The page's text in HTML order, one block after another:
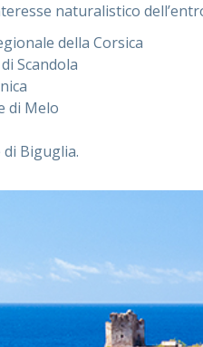
naturalistico
della Corsica
Scandola
di Melo
Biguglia.